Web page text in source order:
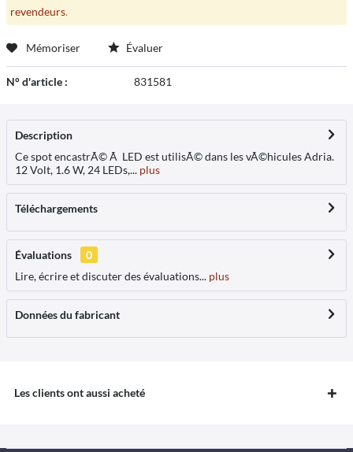
revendeurs.
Mémoriser Évaluer
N° d'article : 831581
Description
Ce spot encastrÃ© Ã LED est utilisÃ© dans les vÃ©hicules Adria.
12 Volt, 1.6 W, 24 LEDs,... plus
Téléchargements
Évaluations
0
Lire, écrire et discuter des évaluations... plus
Données du fabricant
Les clients ont aussi acheté